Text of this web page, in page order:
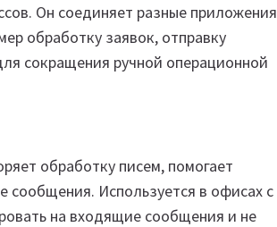
Он соединяет разные приложения
обработку заявок, отправку
сокращения ручной операционной
обработку писем, помогает
сообщения. Используется в офисах с
на входящие сообщения и не